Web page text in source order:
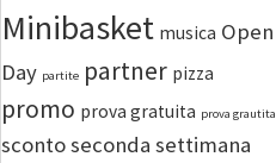
Minibasket musica Open
Day partite partner pizza
promo prova gratuita prova grautita
scontoseconda settimana